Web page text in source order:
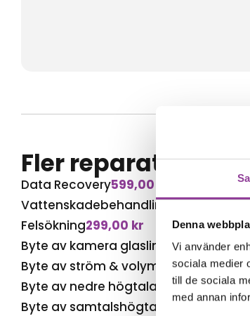
Denna
Vi använder
sociala medier
till de sociala
med annan
Fler reparationer
Data Recovery599,00
Vattenskadebehandling499,00kr
Felsökning299,00 kr
Byte av kamera glaslins
499,00kr
Byte av ström & volym
599,00kr
Byte av nedre högtalare
599,00kr
Byte av samtalshögtalare599,00 kr